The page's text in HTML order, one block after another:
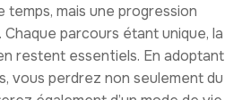
temps, mais une progression
parcours étant unique, la
restent essentiels. En adoptant
vous perdrez non seulement du